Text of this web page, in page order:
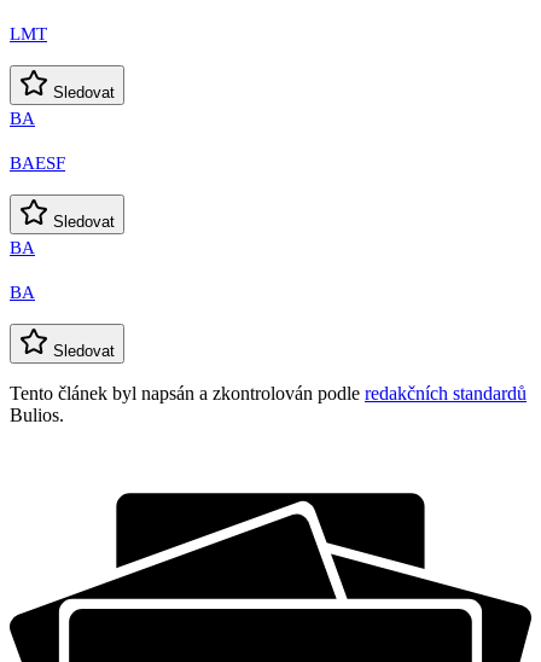
LMT
Sledovat
BA
BAESF
Sledovat
BA
BA
Sledovat
Tento článek byl napsán a zkontrolován podle redakčních standardů
Bulios.